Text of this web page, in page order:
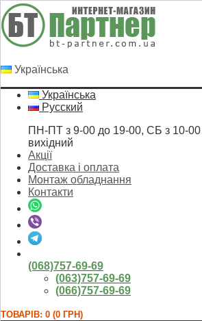
Українська
Українська
Русский
ПН-ПТ з 9-00 до 19-00, СБ з 10-
вихідний
Акції
Доставка і оплата
Монтаж обладнання
Контакти
(068)757-69-69
(063)757-69-69
(066)757-69-69
ТОВАРІВ: 0 (0 ГРН)